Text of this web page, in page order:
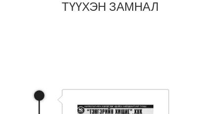
ТҮҮХЭН ЗАМНАЛ